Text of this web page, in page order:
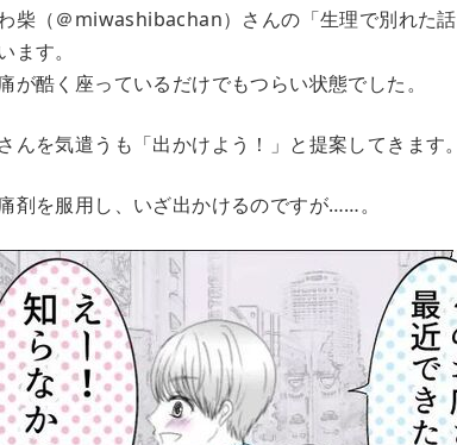
柴（＠miwashibachan）さんの「生理で別れた
ます。
が酷く座っているだけでもつらい状態でした。
んを気遣うも「出かけよう！」と提案してきます。
剤を服用し、いざ出かけるのですが……。